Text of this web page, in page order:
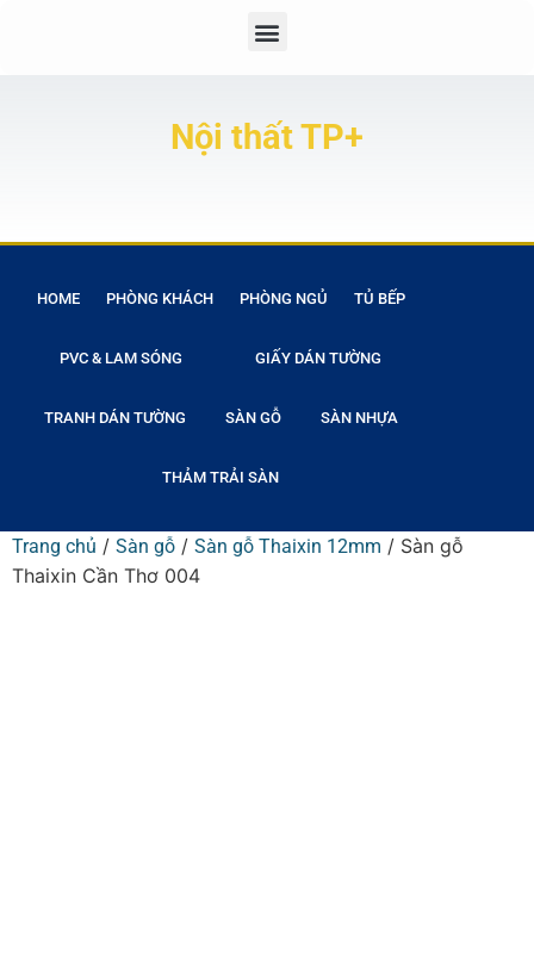
Nội thất TP+
HOME PHÒNG KHÁCH PHÒNG NGỦ TỦ BẾP
PVC & LAM SÓNG GIẤY DÁN TƯỜNG
TRANH DÁN TƯỜNG SÀN GỖ SÀN NHỰA
THẢM TRẢI SÀN
Trang chủ / Sàn gỗ / Sàn gỗ Thaixin 12mm / Sàn gỗ
Thaixin Cần Thơ 004